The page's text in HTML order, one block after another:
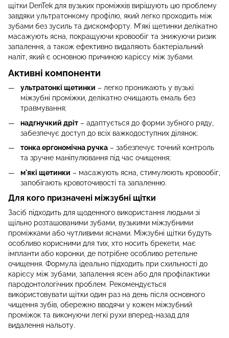
щітки DenTek для вузьких проміжків вирішують цю проблему
завдяки ультратонкому профілю, який легко проходить між
зубами без зусиль та дискомфорту. М'які щетинки делікатно
масажують ясна, покращуючи кровообіг та знижуючи ризик
запалення, а також ефективно видаляють бактеріальний
наліт, який є основною причиною карієсу між зубами.
Активні компоненти
ультратонкі щетинки – легко проникають у вузькі
міжзубні проміжки, делікатно очищають емаль без
травмування;
надгнучкий дріт – адаптується до форми зубного ряду,
забезпечує доступ до всіх важкодоступних ділянок;
тонка ергономічна ручка – забезпечує точний контроль
та зручне маніпулювання під час очищення;
м'які щетинки – масажують ясна, стимулюють кровообіг,
запобігають кровоточивості та запаленню.
Для кого призначені міжзубні щітки
Засіб підходить для щоденного використання людьми зі
щільно розташованими зубами, вузькими міжзубними
проміжками або чутливими яснами. Міжзубні щітки будуть
особливо корисними для тих, хто носить брекети, має
імпланти або коронки, де потрібне особливо ретельне
очищення. Формула ідеально підходить при схильності до
карієсу між зубами, запалення ясен або для профілактики
пародонтологічних проблем. Рекомендується
використовувати щітки один раз на день після основного
чищення зубів, обережно вводячи у кожен міжзубний
проміжок та виконуючи легкі рухи вперед-назад для
видалення нальоту.